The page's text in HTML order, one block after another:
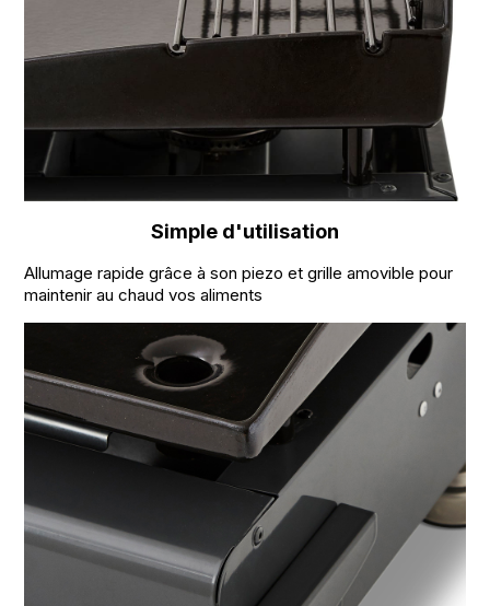
Simple d'utilisation
Allumage rapide grâce à son piezo et grille amovible pour
maintenir au chaud vos aliments